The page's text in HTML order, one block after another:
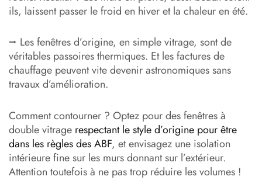
ils, laissent passer le froid en hiver et la chaleur en été.
⭢ Les fenêtres d’origine, en simple vitrage, sont de
véritables passoires thermiques. Et les factures de
chauffage peuvent vite devenir astronomiques sans
travaux d’amélioration.
Comment contourner ? Optez pour des fenêtres à
double vitrage respectant le style d’origine pour être
dans les règles des ABF, et envisagez une isolation
intérieure fine sur les murs donnant sur l’extérieur.
Attention toutefois à ne pas trop réduire les volumes !